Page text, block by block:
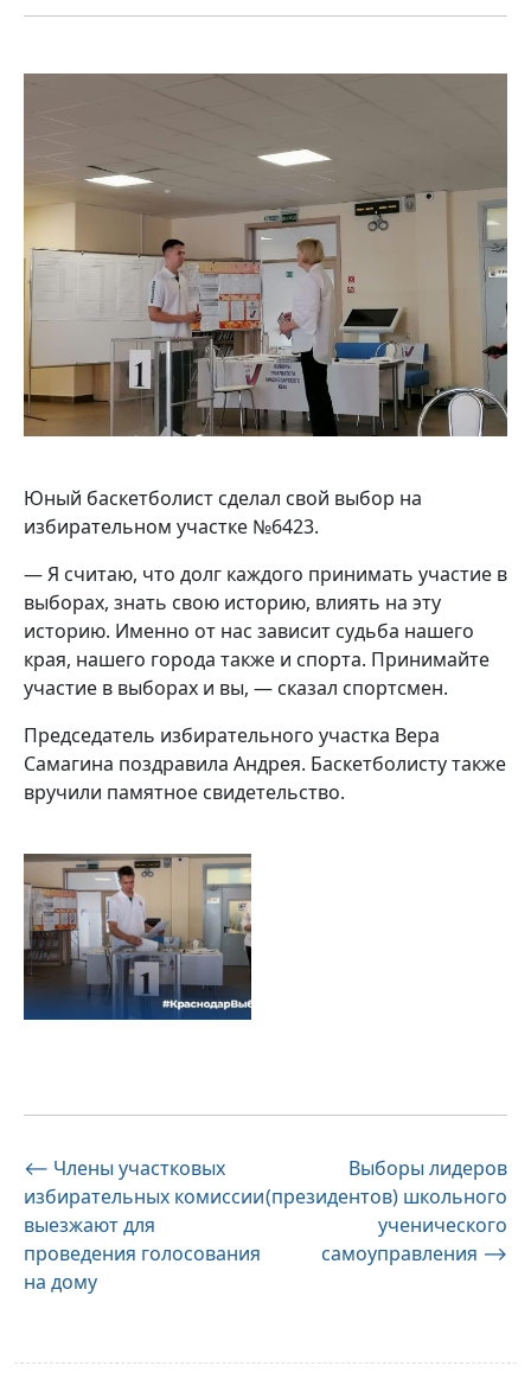
Юный баскетболист сделал свой выбор на
избирательном участке №6423.
— Я считаю, что долг каждого принимать участие в
выборах, знать свою историю, влиять на эту
историю. Именно от нас зависит судьба нашего
края, нашего города также и спорта. Принимайте
участие в выборах и вы, — сказал спортсмен.
Председатель избирательного участка Вера
Самагина поздравила Андрея. Баскетболисту также
вручили памятное свидетельство.
Навигация
по
записям
⟵ Члены участковых
избирательных комиссии
выезжают для
проведения голосования
на дому
Выборы лидеров
(президентов) школьного
ученического
самоуправления ⟶